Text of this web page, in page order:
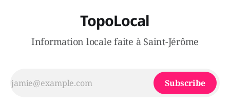
TopoLocal
Information locale faite à Saint-Jérôme
Subscribe